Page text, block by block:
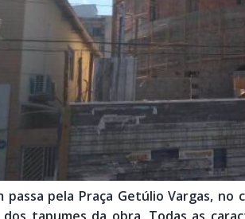
passa pela Praça Getúlio Vargas,